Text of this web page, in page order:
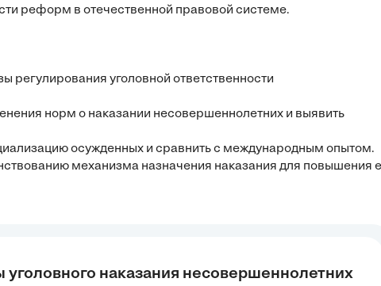
реформ в отечественной правовой системе.
регулирования уголовной ответственности
норм о наказании несовершеннолетних и выявить
осужденных и сравнить с международным опытом.
механизма назначения наказания для повышения
уголовного наказания несовершеннолетних